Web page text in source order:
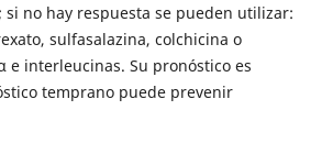
si no hay respuesta se pueden utilizar:
sulfasalazina, colchicina o
e interleucinas. Su pronóstico es
temprano puede prevenir